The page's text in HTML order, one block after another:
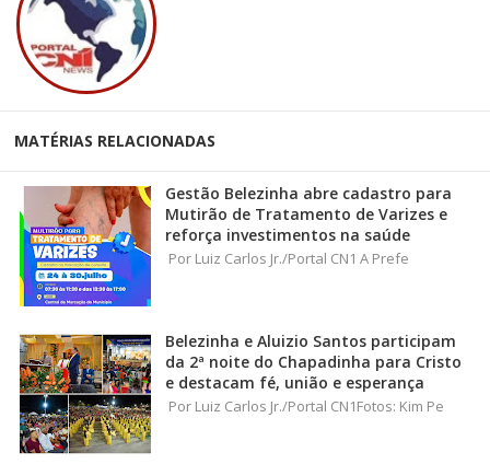
MATÉRIAS RELACIONADAS
Gestão Belezinha abre cadastro para
Mutirão de Tratamento de Varizes e
reforça investimentos na saúde
Por Luiz Carlos Jr./Portal CN1 A Prefe
Belezinha e Aluizio Santos participam
da 2ª noite do Chapadinha para Cristo
e destacam fé, união e esperança
Por Luiz Carlos Jr./Portal CN1Fotos: Kim Pe